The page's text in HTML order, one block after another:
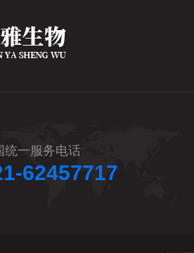
统一服务电话
62457717